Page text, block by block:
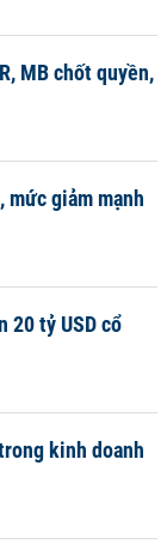
MB chốt quyền,
mức giảm mạnh
20 tỷ USD cổ
kinh doanh